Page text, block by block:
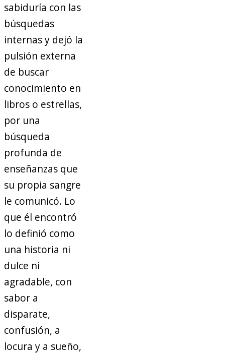
sabiduría con las
búsquedas
internas y dejó la
pulsión externa
de buscar
conocimiento en
libros o estrellas,
por una
búsqueda
profunda de
enseñanzas que
su propia sangre
le comunicó. Lo
que él encontró
lo definió como
una historia ni
dulce ni
agradable, con
sabor a
disparate,
confusión, a
locura y a sueño,